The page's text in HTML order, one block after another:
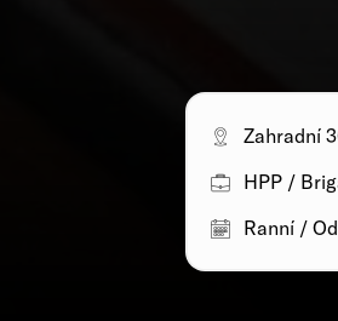
Zahradní
HPP /
Ranní /